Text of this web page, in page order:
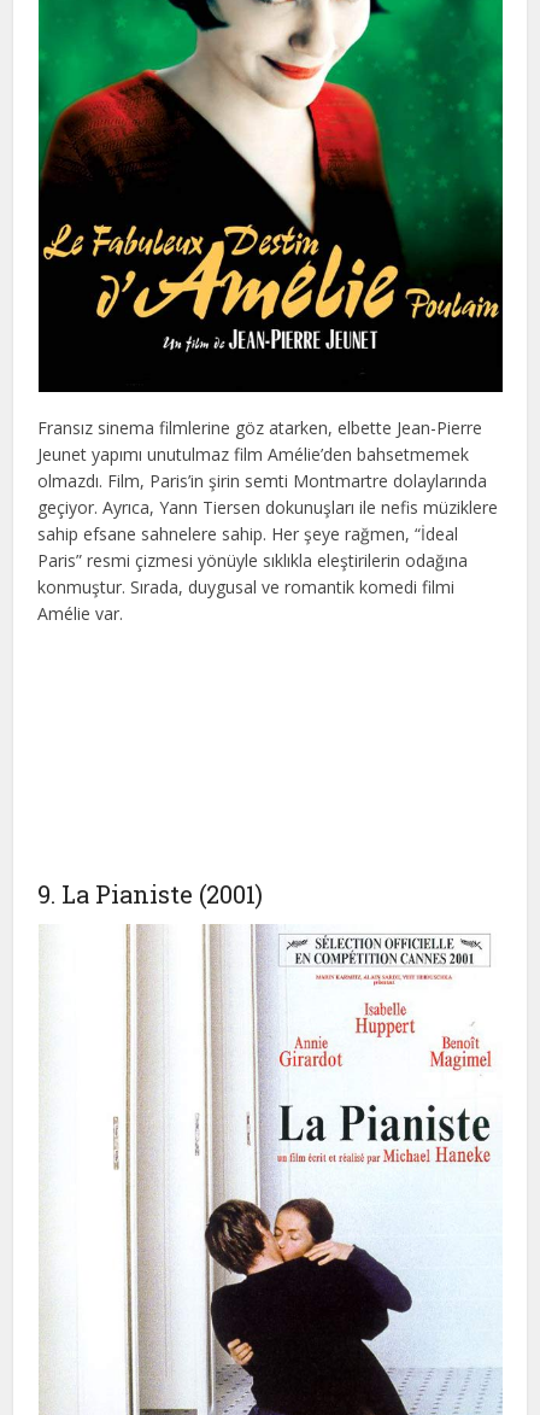
Fransız sinema filmlerine göz atarken, elbette Jean-Pierre
Jeunet yapımı unutulmaz film Amélie’den bahsetmemek
olmazdı. Film, Paris’in şirin semti Montmartre dolaylarında
geçiyor. Ayrıca, Yann Tiersen dokunuşları ile nefis müziklere
sahip efsane sahnelere sahip. Her şeye rağmen, “İdeal
Paris” resmi çizmesi yönüyle sıklıkla eleştirilerin odağına
konmuştur. Sırada, duygusal ve romantik komedi filmi
Amélie var.
9. La Pianiste (2001)